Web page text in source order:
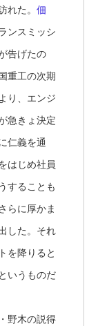
れた。 佃
ンスミッシ
告げたの
重工の次期
り、エンジ
急きょ決定
仁義を通
はじめ社員
することも
らに厚かま
した。それ
を降りると
いうものだ
野木の説得